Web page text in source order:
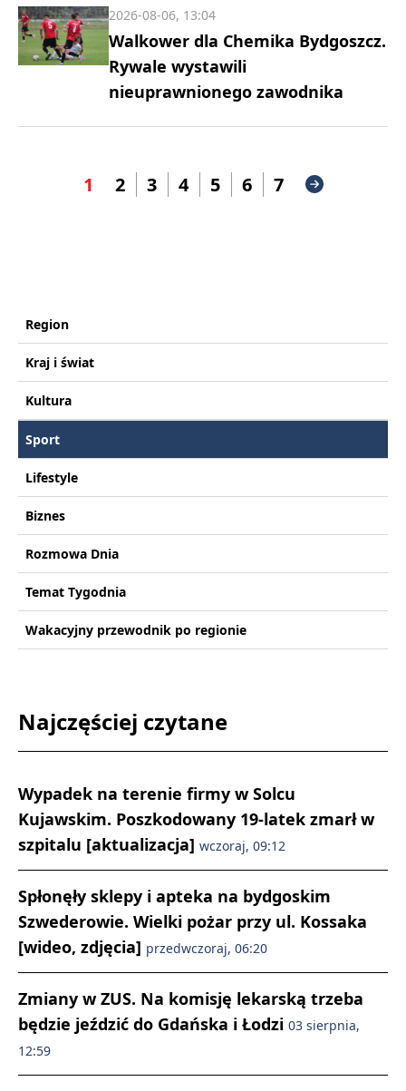
Walkower dla Chemika Bydgoszcz.
Rywale wystawili
nieuprawnionego zawodnika
2026-08-06, 13:04
1 2 3 4 5 6 7
Region
Kraj i świat
Kultura
Sport
Lifestyle
Biznes
Rozmowa Dnia
Temat Tygodnia
Wakacyjny przewodnik po regionie
Najczęściej czytane
Wypadek na terenie firmy w Solcu
Kujawskim. Poszkodowany 19-latek zmarł w
szpitalu [aktualizacja] wczoraj, 09:12
Spłonęły sklepy i apteka na bydgoskim
Szwederowie. Wielki pożar przy ul. Kossaka
[wideo, zdjęcia] przedwczoraj, 06:20
Zmiany w ZUS. Na komisję lekarską trzeba
będzie jeździć do Gdańska i Łodzi 03 sierpnia,
12:59